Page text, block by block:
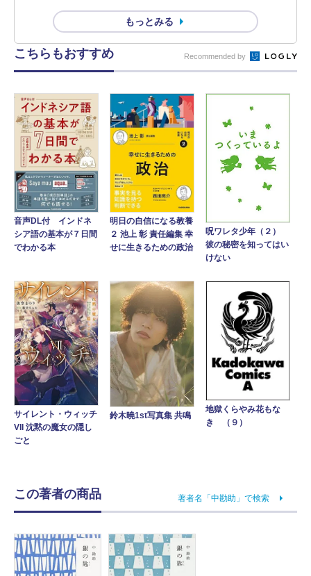
もっとみる
こちらもおすすめ Recommended by
音声DL付 インドネ
シア語の基本が７日間
でわかる本
明日の自信になる教養
２ 池上 彰 責任編集 幸
せに生きるための政治
呪ワレタ少年（２）
彼の秘密を知ってはい
けない
サイレント・ウィッチ
VII 沈黙の魔女の隠し
ごと
鈴木曉1st写真集 共鳴
地獄くらやみ花もな
き （９）
この著者の商品 著者名「中勘助」で検索